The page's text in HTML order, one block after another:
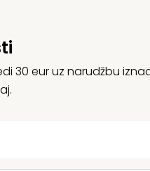
30 eur uz narudžbu